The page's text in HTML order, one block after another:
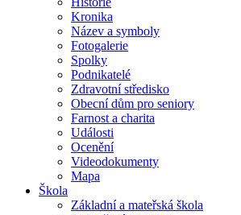
Kronika
Název a symboly
Fotogalerie
Spolky
Podnikatelé
Zdravotní středisko
Obecní dům pro seniory
Farnost a charita
Události
Ocenění
Videodokumenty
Mapa
Škola
Základní a mateřská škola